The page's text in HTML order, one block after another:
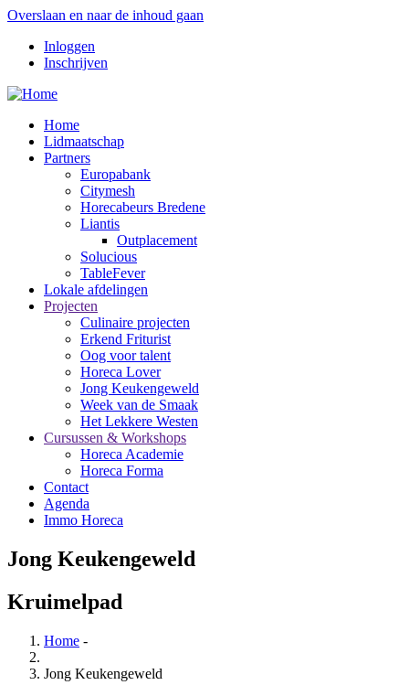
Overslaan en naar de inhoud gaan
Inloggen
Inschrijven
Home
Lidmaatschap
Partners
Europabank
Citymesh
Horecabeurs Bredene
Liantis
Outplacement
Solucious
TableFever
Lokale afdelingen
Projecten
Culinaire projecten
Erkend Friturist
Oog voor talent
Horeca Lover
Jong Keukengeweld
Week van de Smaak
Het Lekkere Westen
Cursussen & Workshops
Horeca Academie
Horeca Forma
Contact
Agenda
Immo Horeca
Jong Keukengeweld
Kruimelpad
Home -
Jong Keukengeweld